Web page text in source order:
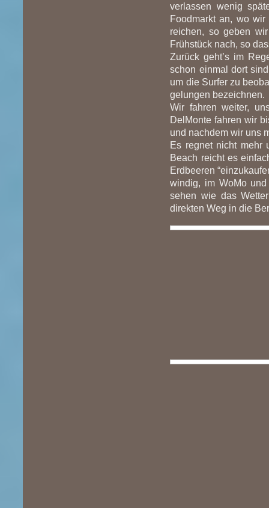
verlassen wenig
Foodmarkt an, wo
reichen, so geben
Frühstück nach, so
Zurück geht’s im
schon einmal dort
um die Surfer zu
gelungen bezeichnen.
Wir fahren weiter,
DelMonte fahren wir
und nachdem wir uns
Es regnet nicht mehr
Beach reicht es
Erdbeeren
windig, im WoMo
sehen wie das
direkten Weg in die